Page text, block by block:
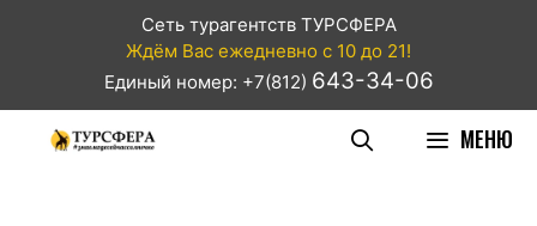
Сеть турагентств ТУРСФЕРА
Ждём Вас ежедневно с 10 до 21!
Единый номер: +7(812) 643-34-06
МЕНЮ